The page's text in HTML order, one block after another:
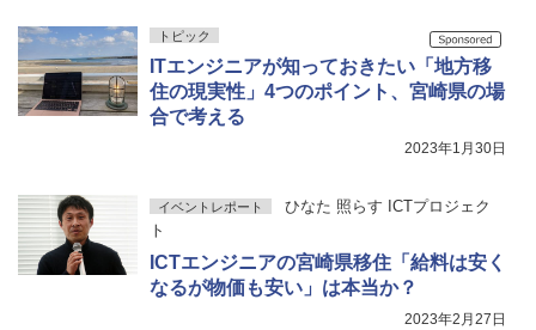
トピック
ITエンジニアが知っておきたい「地方移
住の現実性」4つのポイント、宮崎県の場
合で考える
2023年1月30日
イベントレポート
ひなた 照らす ICTプロジェク
ト
ICTエンジニアの宮崎県移住「給料は安く
なるが物価も安い」は本当か？
2023年2月27日